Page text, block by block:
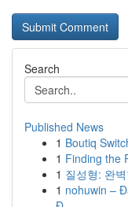
Search
Published News
1 Boutiq
1 Finding the
1 질성형: 완
1 nohuwin –